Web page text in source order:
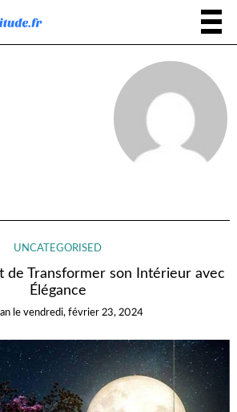
UNCATEGORISED
de Transformer son Intérieur avec
Élégance
le vendredi, février 23, 2024